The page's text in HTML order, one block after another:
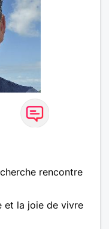
rencontre
et la joie de vivre